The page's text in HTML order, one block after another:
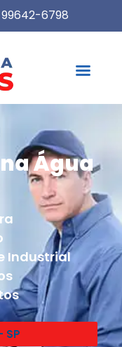
99642-6798
Água
Industrial
SP